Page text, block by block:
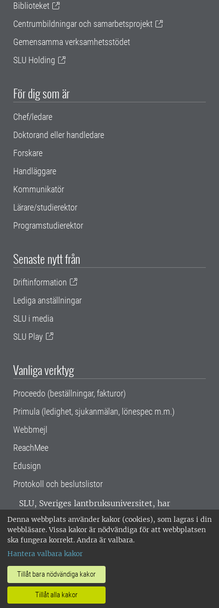
Denna webbplats använder kakor (cookies), som lagras i din
webbläsare. Vissa kakor är nödvändiga för att webbplatsen
ska fungera korrekt. Andra är valbara.
Hantera valbara kakor
Tillåt bara nödvändiga kakor
Tillåt alla kakor
Biblioteket
Centrumbildningar och samarbetsprojekt
Gemensamma verksamhetsstödet
SLU Holding
För dig som är
Chef/ledare
Doktorand eller handledare
Forskare
Handläggare
Kommunikatör
Lärare/studierektor
Programstudierektor
Senaste nytt från
Driftinformation
Lediga anställningar
SLU i media
SLU Play
Vanliga verktyg
Proceedo (beställningar, fakturor)
Primula (ledighet, sjukanmälan, lönespec m.m.)
Webbmejl
ReachMee
Edusign
Protokoll och beslutslistor
SLU, Sveriges lantbruksuniversitet, har
verksamhet över hela Sverige. Huvudorter är
Alnarp, Uppsala och Umeå.SLU är
miljöcertifierat enligt ISO 14001. •
018-67 10 00 • Org nr: 202100-2817 •
Om SLU:s webbplatser
•Hantera kakor•Behandling av
personuppgifter